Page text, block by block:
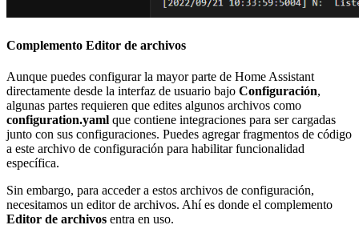
Complemento Editor de archivos
Aunque puedes configurar la mayor parte de Home Assistant
directamente desde la interfaz de usuario bajo Configuración,
algunas partes requieren que edites algunos archivos como
configuration.yaml que contiene integraciones para ser cargadas
junto con sus configuraciones. Puedes agregar fragmentos de código
a este archivo de configuración para habilitar funcionalidad
específica.
Sin embargo, para acceder a estos archivos de configuración,
necesitamos un editor de archivos. Ahí es donde el complemento
Editor de archivos entra en uso.